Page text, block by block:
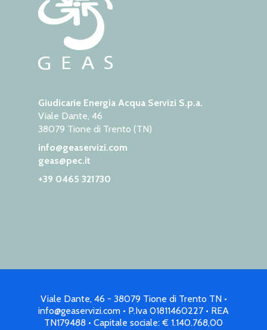
Giudicarie Energia Acqua Servizi S.p.a.
Viale Dante, 46
38079 Tione di Trento (TN)
info@geaservizi.com
geas@pec.it
+39 0465 321730
Viale Dante, 46 - 38079 Tione di Trento TN •
info@geaservizi.com • P.Iva 01811460227 • REA
TN179488 • Capitale sociale: € 1.140.768,00